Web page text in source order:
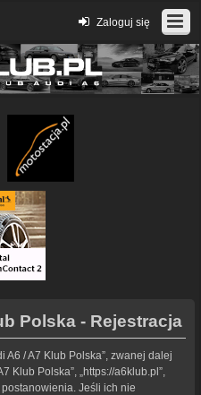
Zaloguj się
Polska - Rejestracja
A6 / A7 Klub Polska”, zwanej dalej
Klub Polska”, „https://a6klub.pl”,
Jeśli ich nie